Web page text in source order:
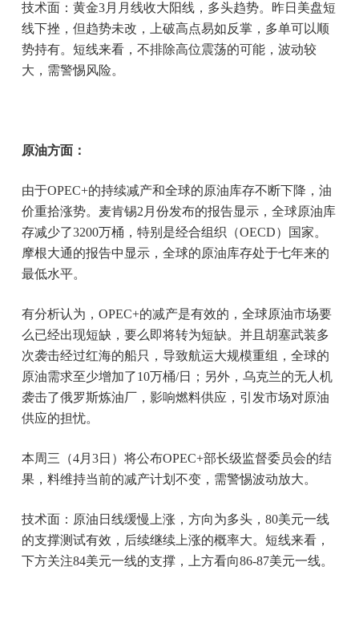
技术面：黄金3月月线收大阳线，多头趋势。昨日美盘短
线下挫，但趋势未改，上破高点易如反掌，多单可以顺
势持有。短线来看，不排除高位震荡的可能，波动较
大，需警惕风险。
原油方面：
由于OPEC+的持续减产和全球的原油库存不断下降，油
价重拾涨势。麦肯锡2月份发布的报告显示，全球原油库
存减少了3200万桶，特别是经合组织（OECD）国家。
摩根大通的报告中显示，全球的原油库存处于七年来的
最低水平。
有分析认为，OPEC+的减产是有效的，全球原油市场要
么已经出现短缺，要么即将转为短缺。并且胡塞武装多
次袭击经过红海的船只，导致航运大规模重组，全球的
原油需求至少增加了10万桶/日；另外，乌克兰的无人机
袭击了俄罗斯炼油厂，影响燃料供应，引发市场对原油
供应的担忧。
本周三（4月3日）将公布OPEC+部长级监督委员会的结
果，料维持当前的减产计划不变，需警惕波动放大。
技术面：原油日线缓慢上涨，方向为多头，80美元一线
的支撑测试有效，后续继续上涨的概率大。短线来看，
下方关注84美元一线的支撑，上方看向86-87美元一线。